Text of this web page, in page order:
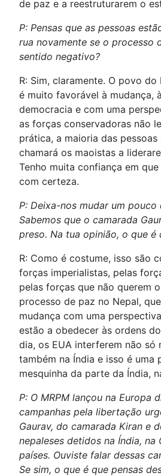
de paz e a reestruturarem o
P: Pensas que as pessoas
rua novamente se o processo
sentido negativo?
R: Sim, claramente. O povo
é muito favorável à mudança,
democracia e com uma
as forças conservadoras não
prática, a maioria das pessoas
chamará os maoistas a
Tenho muita confiança em
com certeza.
P: Deixa-nos mudar um pouco
Sabemos que o camarada
preso. Na tua opinião, o que é
R: Como é costume, isso são
forças imperialistas, pelas
pelas forças que não querem
processo de paz no Nepal,
mudança com uma
estão a obedecer às ordens
dia, os EUA interferem não só
também na Índia e isso é uma
mesquinha da parte da Índia,
P: O MRPM lançou na Europa
campanhas pela libertação
Gaurav, do camarada Kiran e
nepaleses detidos na Índia, na
países. Ouviste falar dessas
Se sim, o que é que pensas